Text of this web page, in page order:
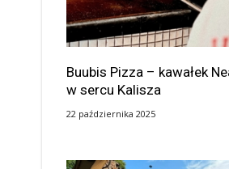
Buubis Pizza – kawałek
w sercu Kalisza
22 października 2025